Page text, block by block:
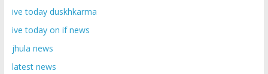
ive today duskhkarma
ive today on if news
jhula news
latest news